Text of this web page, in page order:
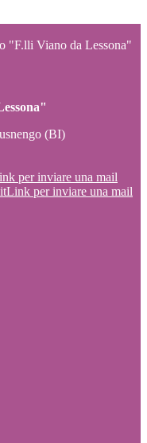
"F.lli Viano da Lessona"
(BI)
per inviare una mail
Link per inviare una mail